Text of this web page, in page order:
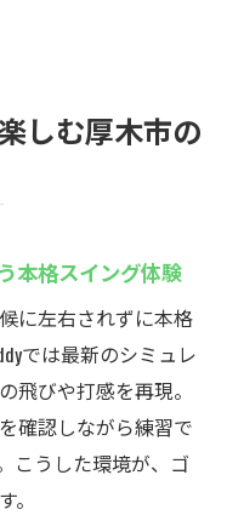
しむ厚木市の
本格スイング体験
に左右されずに本格
では最新のシミュレ
飛びや打感を再現。
確認しながら練習で
こうした環境が、ゴ